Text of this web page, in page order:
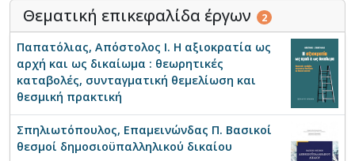
Θεματική επικεφαλίδα έργων 2
Παπατόλιας, Απόστολος Ι. Η αξιοκρατία ως
αρχή και ως δικαίωμα : θεωρητικές
καταβολές, συνταγματική θεμελίωση και
θεσμική πρακτική
Σπηλιωτόπουλος, Επαμεινώνδας Π. Βασικοί
θεσμοί δημοσιοϋπαλληλικού δικαίου